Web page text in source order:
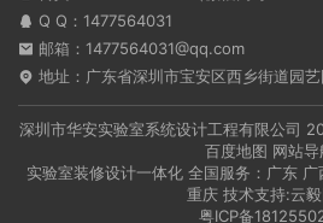
Q Q： 1477564031
邮箱：1477564031@qq.com
地址：广东省深圳市宝安区西乡街道园
深圳市华安实验室系统设计工程有限公司
百度地图 网站导
实验室装修设计一体化 全国服务： 广东 广
重庆 技术支持:云
粤ICP备